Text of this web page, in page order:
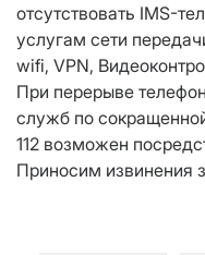
отсутствовать IMS-
услугам сети
wifi, VPN,
При перерыве
служб по
112 возможен
Приносим извинения